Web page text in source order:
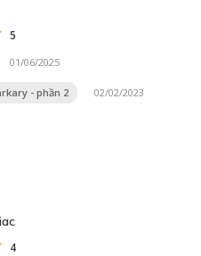
5
01/06/2025
- phần 2 02/02/2023
4